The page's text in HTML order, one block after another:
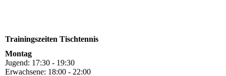
Trainingszeiten Tischtennis
Montag
Jugend: 17:30 - 19:30
Erwachsene: 18:00 - 22:00